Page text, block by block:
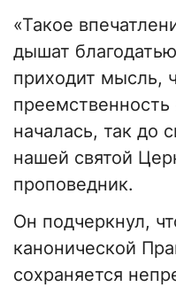
«Такое
дышат
приходит мысль,
преемственность
началась, так до
нашей святой
проповедник.
Он подчеркнул,
канонической
сохраняется